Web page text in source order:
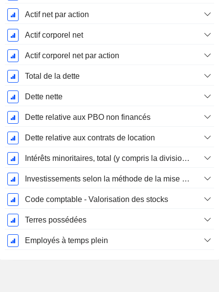
Actif net par action
Actif corporel net
Actif corporel net par action
Total de la dette
Dette nette
Dette relative aux PBO non financés
Dette relative aux contrats de location
Intérêts minoritaires, total (y compris la division financière)
Investissements selon la méthode de la mise en équivalence, total
Code comptable - Valorisation des stocks
Terres possédées
Employés à temps plein